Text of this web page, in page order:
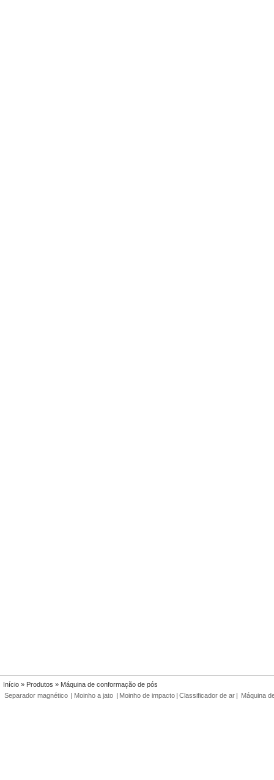
Início » Produtos » Máquina de conformação de pós
Separador magnético | Moinho a jato | Moinho de impacto | Classificador de ar | Máquina